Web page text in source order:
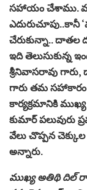
సహాయం చేశాము.
ఎదురుచూపు..కానీ
చేరుకున్నా.. దాత‌ల
ఇది తెలుసుకున్న
శ్రీనివాసరావు
గారు తమ సహాకారం
కార్యక్రమానికి
కుమార్ పలువురు
వేలు చొప్పన
అన్నారు.
ముఖ్య అతిథి దిల్